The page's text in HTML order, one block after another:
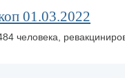
01.03.2022
человека,